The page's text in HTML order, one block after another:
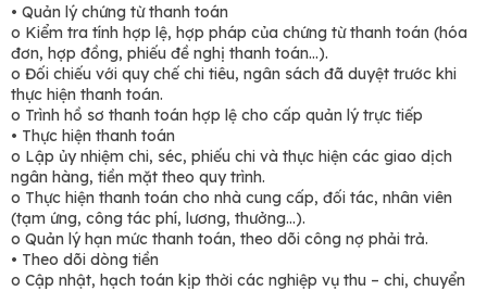
• Quản lý chứng từ thanh toán
o Kiểm tra tính hợp lệ, hợp pháp của chứng từ thanh toán (hóa
đơn, hợp đồng, phiếu đề nghị thanh toán…).
o Đối chiếu với quy chế chi tiêu, ngân sách đã duyệt trước khi
thực hiện thanh toán.
o Trình hồ sơ thanh toán hợp lệ cho cấp quản lý trực tiếp
• Thực hiện thanh toán
o Lập ủy nhiệm chi, séc, phiếu chi và thực hiện các giao dịch
ngân hàng, tiền mặt theo quy trình.
o Thực hiện thanh toán cho nhà cung cấp, đối tác, nhân viên
(tạm ứng, công tác phí, lương, thưởng...).
o Quản lý hạn mức thanh toán, theo dõi công nợ phải trả.
• Theo dõi dòng tiền
o Cập nhật, hạch toán kịp thời các nghiệp vụ thu – chi, chuyển